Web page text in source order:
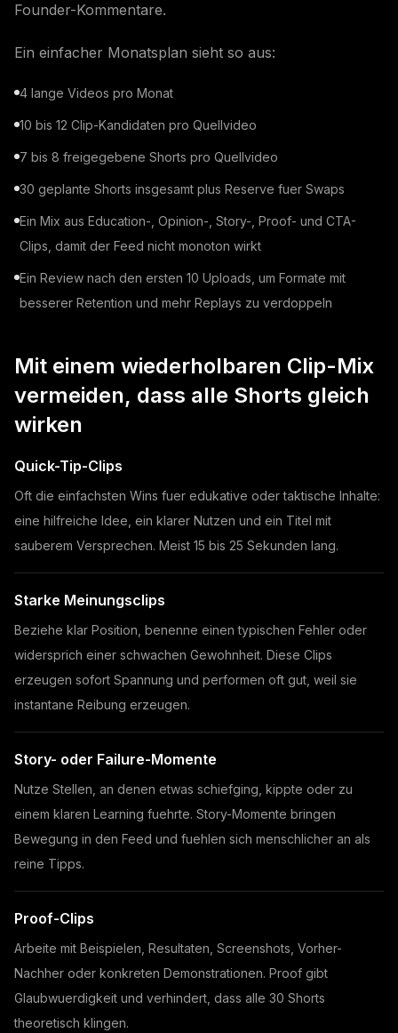
Founder-Kommentare.
Ein einfacher Monatsplan sieht so aus:
4 lange Videos pro Monat
10 bis 12 Clip-Kandidaten pro Quellvideo
7 bis 8 freigegebene Shorts pro Quellvideo
30 geplante Shorts insgesamt plus Reserve fuer Swaps
Ein Mix aus Education-, Opinion-, Story-, Proof- und CTA-
Clips, damit der Feed nicht monoton wirkt
Ein Review nach den ersten 10 Uploads, um Formate mit
besserer Retention und mehr Replays zu verdoppeln
Mit einem wiederholbaren Clip-Mix
vermeiden, dass alle Shorts gleich
wirken
Quick-Tip-Clips
Oft die einfachsten Wins fuer edukative oder taktische Inhalte:
eine hilfreiche Idee, ein klarer Nutzen und ein Titel mit
sauberem Versprechen. Meist 15 bis 25 Sekunden lang.
Starke Meinungsclips
Beziehe klar Position, benenne einen typischen Fehler oder
widersprich einer schwachen Gewohnheit. Diese Clips
erzeugen sofort Spannung und performen oft gut, weil sie
instantane Reibung erzeugen.
Story- oder Failure-Momente
Nutze Stellen, an denen etwas schiefging, kippte oder zu
einem klaren Learning fuehrte. Story-Momente bringen
Bewegung in den Feed und fuehlen sich menschlicher an als
reine Tipps.
Proof-Clips
Arbeite mit Beispielen, Resultaten, Screenshots, Vorher-
Nachher oder konkreten Demonstrationen. Proof gibt
Glaubwuerdigkeit und verhindert, dass alle 30 Shorts
theoretisch klingen.